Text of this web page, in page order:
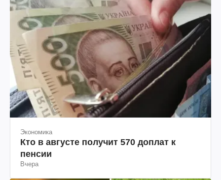
Экономика
Кто в августе получит 570 доплат к
пенсии
Вчера